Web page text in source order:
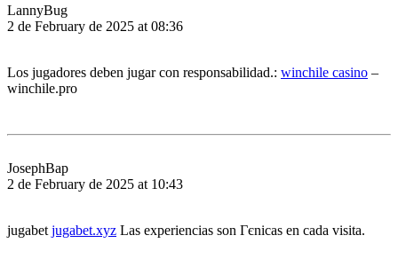
LannyBug
2 de February de 2025 at 08:36
Los jugadores deben jugar con responsabilidad.: winchile casino –
winchile.pro
JosephBap
2 de February de 2025 at 10:43
jugabet jugabet.xyz Las experiencias son Гєnicas en cada visita.